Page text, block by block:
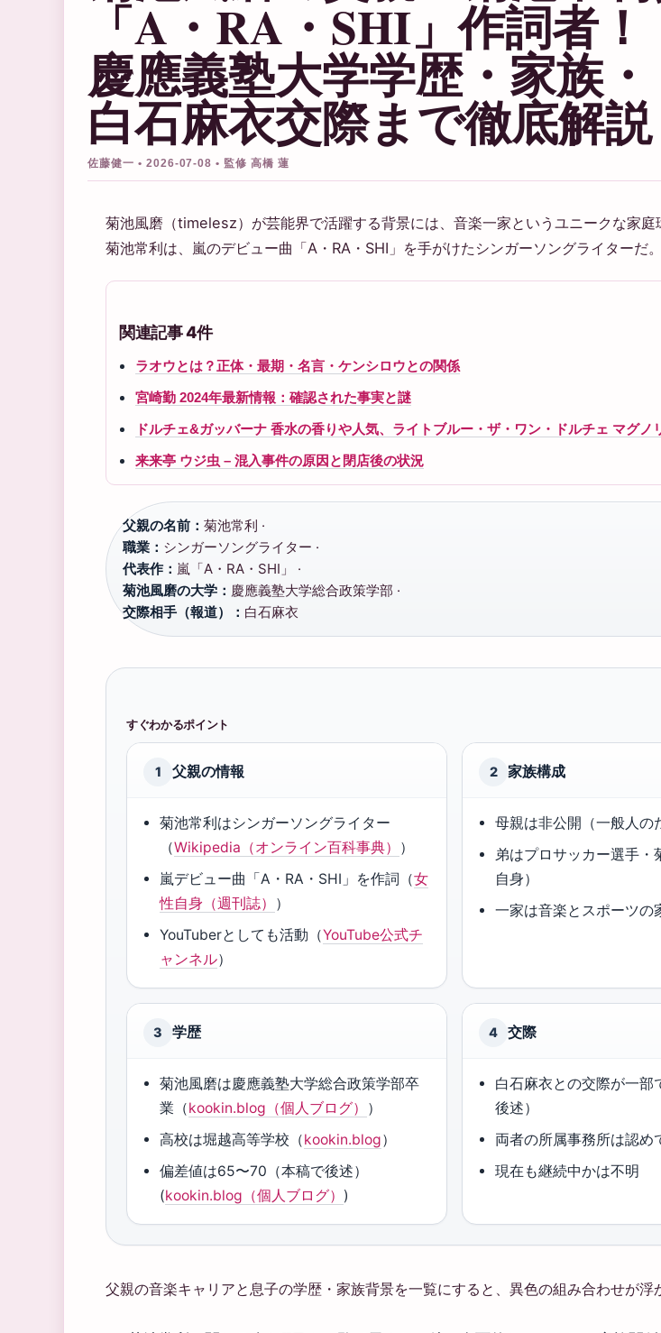
「A・RA・SHI」作詞者！
慶應義塾大学学歴・家族・
白石麻衣交際まで徹底解説
佐藤健一 • 2026-07-08 • 監修 高橋 蓮
菊池風磨（timelesz）が芸能界で活躍する背景には、音楽一家というユニークな家庭
菊池常利は、嵐のデビュー曲「A・RA・SHI」を手がけたシンガーソングライターだ。
関連記事 4件
ラオウとは？正体・最期・名言・ケンシロウとの関係
宮崎勤 2024年最新情報：確認された事実と謎
ドルチェ&ガッバーナ 香水の香りや人気、ライトブルー・ザ・ワン・ドルチェ マグノ
来来亭 ウジ虫 – 混入事件の原因と閉店後の状況
父親の名前： 菊池常利 ·
職業： シンガーソングライター ·
代表作： 嵐「A・RA・SHI」 ·
菊池風磨の大学： 慶應義塾大学総合政策学部 ·
交際相手（報道）： 白石麻衣
すぐわかるポイント
1 父親の情報
菊池常利はシンガーソングライター
（Wikipedia（オンライン百科事典） ）
嵐デビュー曲「A・RA・SHI」を作詞（女
性自身（週刊誌） ）
YouTuberとしても活動（YouTube公式チ
ャンネル）
2 家族構成
母親は非公開（一般人の
弟はプロサッカー選手・
自身）
一家は音楽とスポーツの
3 学歴
菊池風磨は慶應義塾大学総合政策学部卒
業（kookin.blog（個人ブログ） ）
高校は堀越高等学校（kookin.blog）
偏差値は65〜70（本稿で後述）
(kookin.blog（個人ブログ） )
4 交際
白石麻衣との交際が一部
後述）
両者の所属事務所は認め
現在も継続中かは不明
父親の音楽キャリアと息子の学歴・家族背景を一覧にすると、異色の組み合わせが浮